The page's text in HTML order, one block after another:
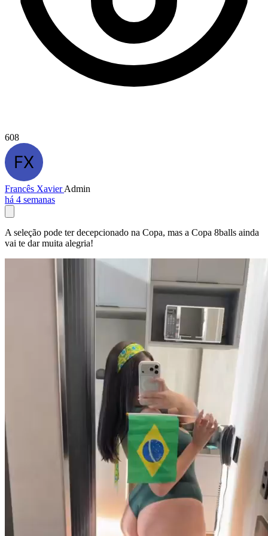
608
Francês XavierAdmin
há 4 semanas
A seleção pode ter decepcionado na Copa, mas a Copa 8balls ainda
vai te dar muita alegria!